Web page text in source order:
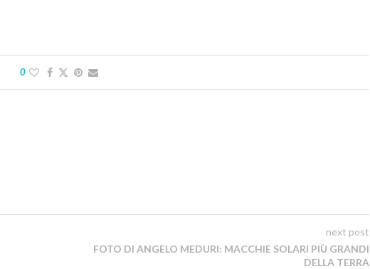
0
next post
FOTO DI ANGELO MEDURI: MACCHIE SOLARI PIÙ GRANDI
DELLA TERRA